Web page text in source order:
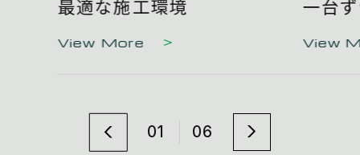
01 06
最適な施工環境
View More
一台
View